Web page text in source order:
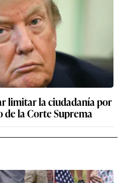
limitar la ciudadanía por
de la Corte Suprema